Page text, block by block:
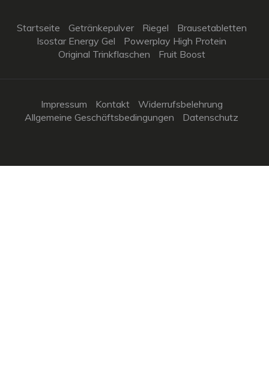
Startseite Getränkepulver Riegel
Brausetabletten
Isostar Energy Gel
Powerplay High Protein
Original Trinkflaschen
Fruit Boost
Impressum Kontakt
Widerrufsbelehrung
Allgemeine Geschäftsbedingungen
Datenschutz